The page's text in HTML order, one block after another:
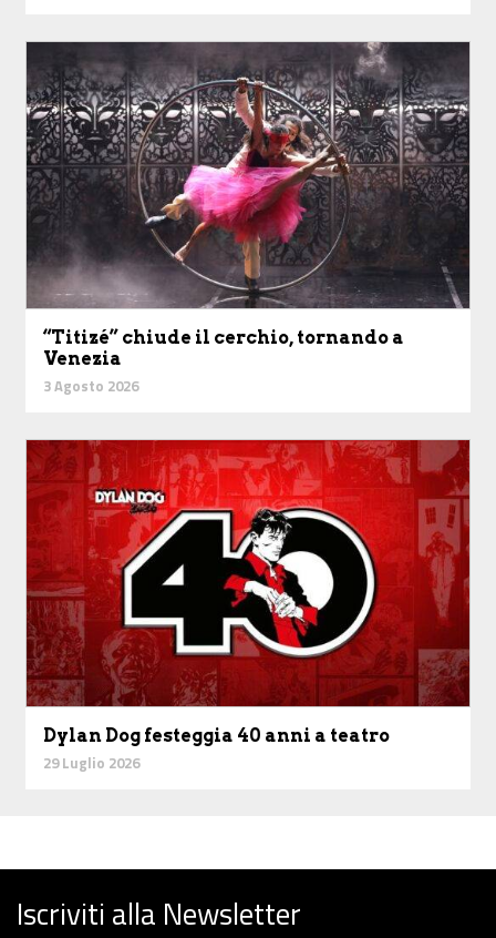
“Titizé” chiude il cerchio, tornando a
Venezia
3 Agosto 2026
Dylan Dog festeggia 40 anni a teatro
29 Luglio 2026
Iscriviti alla Newsletter